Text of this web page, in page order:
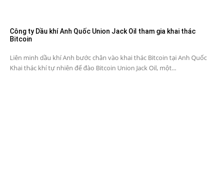
Công ty Dầu khí Anh Quốc Union Jack Oil tham gia khai thác
Bitcoin
Liên minh dầu khí Anh bước chân vào khai thác Bitcoin tại Anh Quốc
Khai thác khí tự nhiên để đào Bitcoin Union Jack Oil, một...